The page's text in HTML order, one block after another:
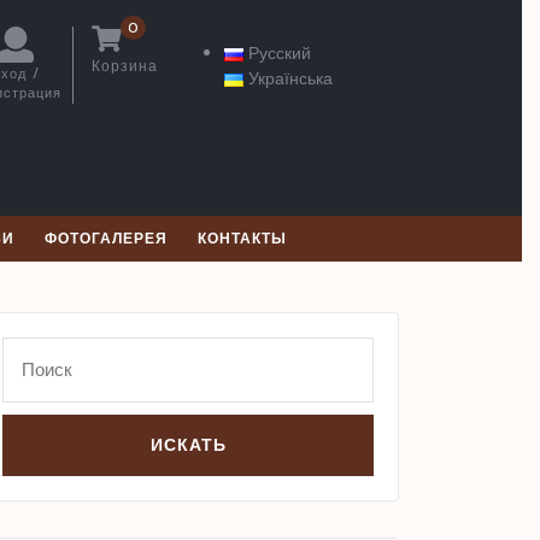
/
Корзина
0
Русский
Українська
ФОТОГАЛЕРЕЯ КОНТАКТЫ
for: